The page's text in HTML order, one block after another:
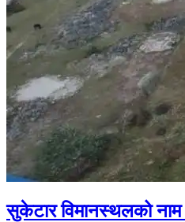
सुकेटार विमानस्थलको नाम